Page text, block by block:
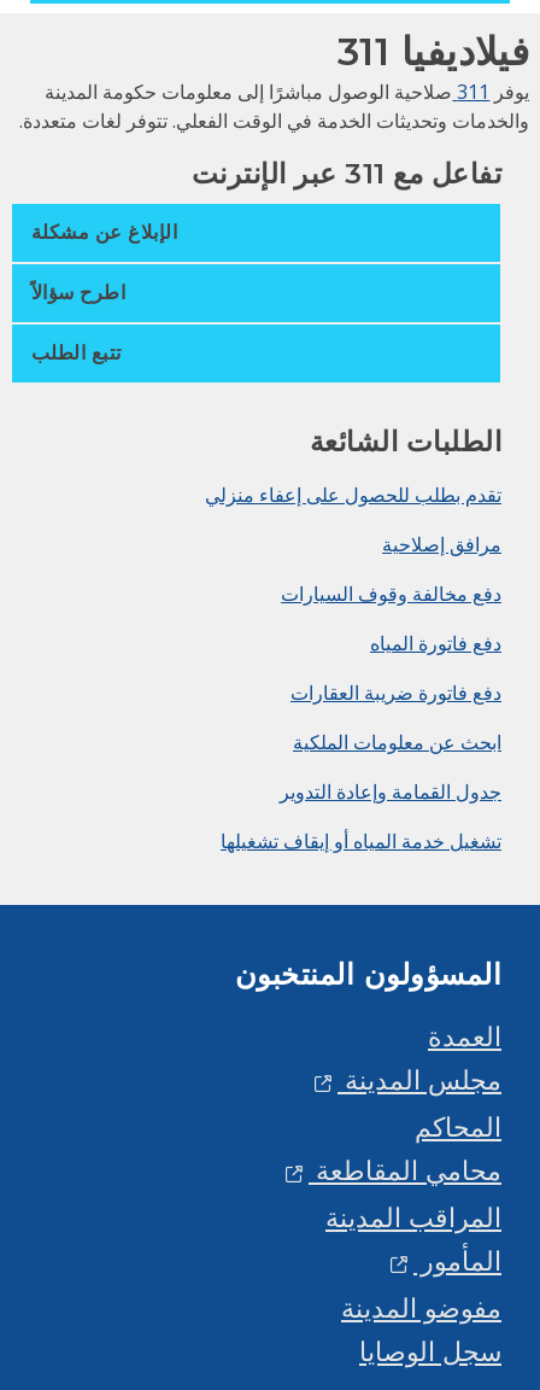
311
311 صلاحية الوصول مباشرًا إلى معلومات حكومة المدينة
وتحديثات الخدمة في الوقت الفعلي. تتوفر لغات متعددة.
تفاعل مع 311 عبر الإنترنت
الإبلاغ عن مشكلة
اطرح سؤالاً
تتبع الطلب
الطلبات الشائعة
تقدم بطلب للحصول على إعفاء منزلي
مرافق إصلاحية
دفع مخالفة وقوف السيارات
دفع فاتورة المياه
دفع فاتورة ضريبة العقارات
ابحث عن معلومات الملكية
جدول القمامة وإعادة التدوير
تشغيل خدمة المياه أو إيقاف تشغيلها
المسؤولون المنتخبون
العمدة
مجلس المدينة
المحاكم
محامي المقاطعة
المراقب المدينة
المأمور
مفوضو المدينة
سجل الوصايا